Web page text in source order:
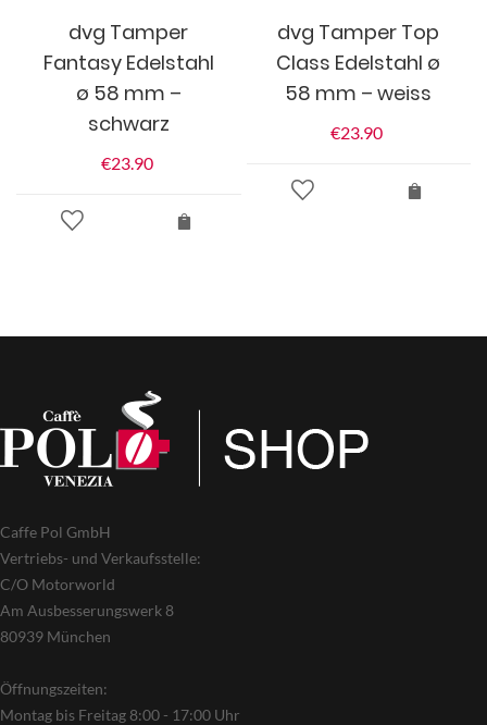
dvg Tamper
Fantasy Edelstahl
ø 58 mm –
schwarz
€23.90
dvg Tamper Top
Class Edelstahl ø
58 mm – weiss
€23.90
Caffe Pol GmbH
Vertriebs- und Verkaufsstelle:
C/O Motorworld
Am Ausbesserungswerk 8
80939 München
Öffnungszeiten:
Montag bis Freitag 8:00 - 17:00 Uhr